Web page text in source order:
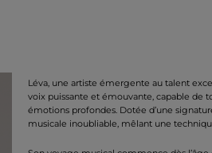
Léva, une artiste émergente au talent
voix puissante et émouvante, capable de
émotions profondes. Dotée d’une
musicale inoubliable, mêlant une